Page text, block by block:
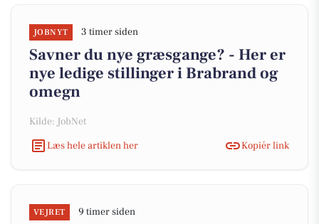
JOBNYT 3 timer siden
Savner du nye græsgange? - Her er
nye ledige stillinger i Brabrand og
omegn
Kilde: JobNet
Læs hele artiklen her
Kopiér link
VEJRET 9 timer siden